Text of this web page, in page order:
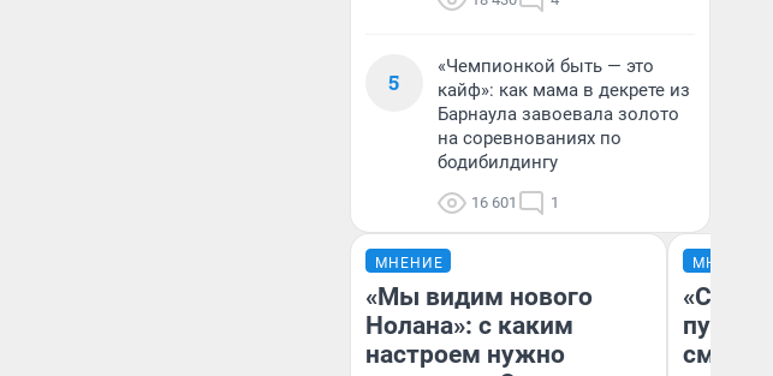
5
«Чемпионкой быть — это
кайф»: как мама в декрете из
Барнаула завоевала золото
на соревнованиях по
бодибилдингу
16 601 1
МНЕНИЕ
«Мы видим нового
Нолана»: с каким
настроем нужно
МНЕНИЕ